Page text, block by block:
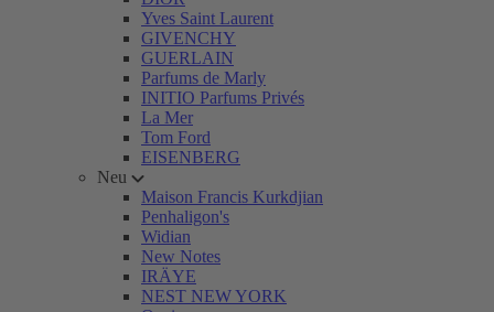
Yves Saint Laurent
GIVENCHY
GUERLAIN
Parfums de Marly
INITIO Parfums Privés
La Mer
Tom Ford
EISENBERG
Neu
Maison Francis Kurkdjian
Penhaligon's
Widian
New Notes
IRÄYE
NEST NEW YORK